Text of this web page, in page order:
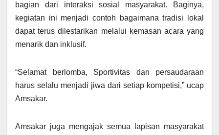
bagian dari interaksi sosial masyarakat. Baginya,
kegiatan ini menjadi contoh bagaimana tradisi lokal
dapat terus dilestarikan melalui kemasan acara yang
menarik dan inklusif.
“Selamat berlomba, Sportivitas dan persaudaraan
harus selalu menjadi jiwa dari setiap kompetisi,” ucap
Amsakar.
Amsakar juga mengajak semua lapisan masyarakat